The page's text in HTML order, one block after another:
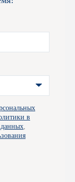
и глянцевые
свои
Мы
отношению и
для вас надежным
в